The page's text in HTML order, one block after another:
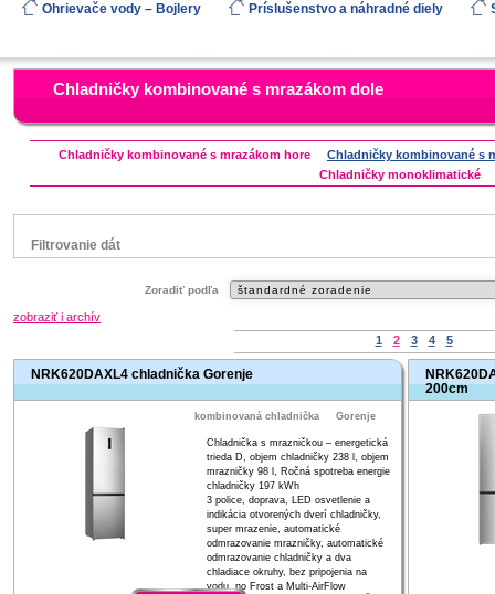
Ohrievače vody – Bojlery
Príslušenstvo a náhradné diely
Chladničky kombinované s mrazákom dole
Chladničky kombinované s mrazákom hore
Chladničky kombinované s
Chladničky monoklimatické
Filtrovanie dát
Gorenje
Hisense
V letáku
Zoradiť podľa
zobraziť i archív
1
2 3 4 5
NRK620DAXL4 chladnička Gorenje
kombinovaná chladnička Gorenje
Chladnička s mrazničkou – energetická
trieda D, objem chladničky 238 l, objem
mrazničky 98 l, Ročná spotreba energie
chladničky 197 kWh
3 police, doprava, LED osvetlenie a
indikácia otvorených dverí chladničky,
super mrazenie, automatické
odmrazovanie mrazničky, automatické
odmrazovanie chladničky a dva
chladiace okruhy, bez pripojenia na
vodu, no Frost a Multi-AirFlow
200cm